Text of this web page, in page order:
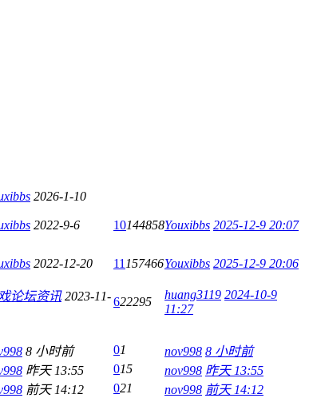
2026-1-10
2022-9-6 10144858Youxibbs 2025-12-9 20:07
2022-12-20 11 157466Youxibbs 2025-12-9 20:06
论坛资讯 2023-11-622295
huang3119 2024-10-9
11:27
8 小时前 01 nov998 8 小时前
昨天 13:55 015 nov998 昨天 13:55
前天 14:12 021 nov998 前天 14:12